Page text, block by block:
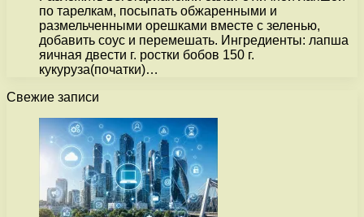
по тарелкам, посыпать обжаренными и
размельченными орешками вместе с зеленью,
добавить соус и перемешать. Ингредиенты: лапша
яичная двести г. ростки бобов 150 г.
кукуруза(початки)…
Свежие записи